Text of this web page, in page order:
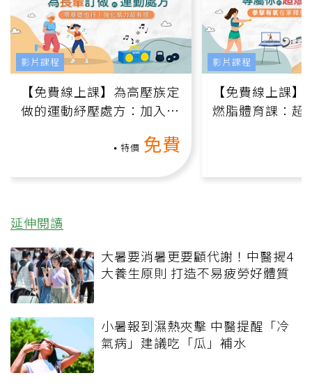
【免費線上課】為高壓族定
做的運動紓壓處方：加入行
特價 免費
影片課程
【免費線上課
燃脂體育課：超
影片課程
延伸閱讀
大暑要消暑更要顧代謝！中醫揭4
大養生原則 打造不易疲勞好體質
小暑報到濕熱夾擊 中醫提醒「冷
氣病」建議吃「瓜」補水